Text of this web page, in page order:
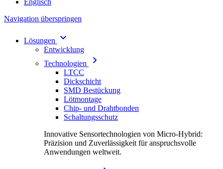
Englisch
Navigation überspringen
Lösungen
Entwicklung
Technologien
LTCC
Dickschicht
SMD Bestückung
Lötmontage
Chip- und Drahtbonden
Schaltungsschutz
Innovative Sensortechnologien von Micro-Hybrid:
Präzision und Zuverlässigkeit für anspruchsvolle
Anwendungen weltweit.